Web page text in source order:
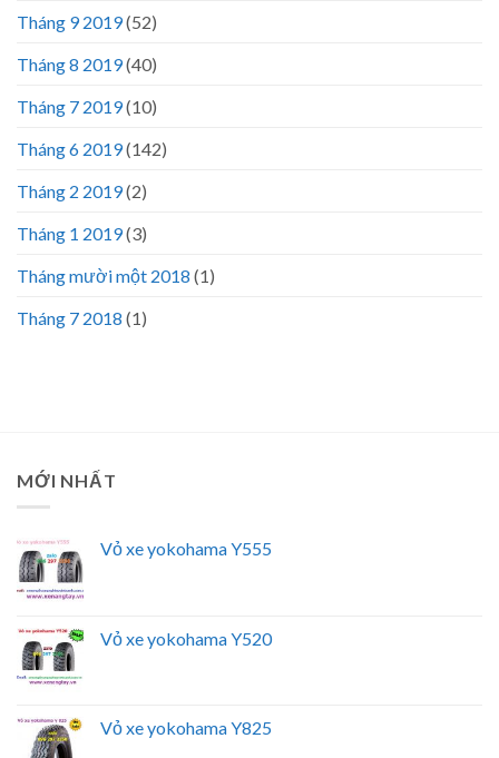
Tháng 9 2019(52)
Tháng 8 2019(40)
Tháng 7 2019(10)
Tháng 6 2019(142)
Tháng 2 2019(2)
Tháng 1 2019(3)
Tháng mười một 2018 (1)
Tháng 7 2018 (1)
MỚI NHẤT
Vỏ xe yokohama Y555
Vỏ xe yokohama Y520
Vỏ xe yokohama Y825